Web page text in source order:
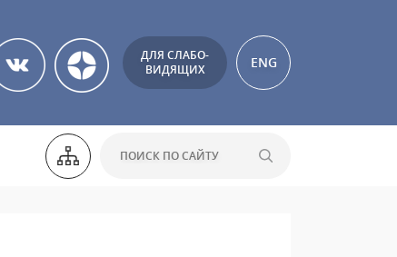
ДЛЯ СЛАБО-
ВИДЯЩИХ
ENG